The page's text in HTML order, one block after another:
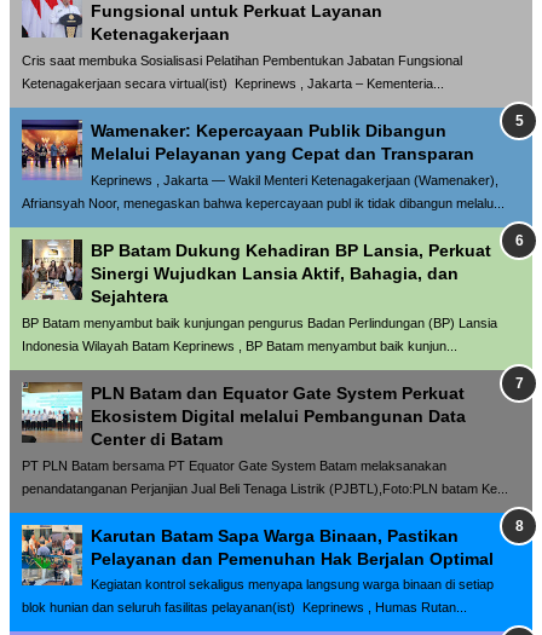
Fungsional untuk Perkuat Layanan
Ketenagakerjaan
Cris saat membuka Sosialisasi Pelatihan Pembentukan Jabatan Fungsional
Ketenagakerjaan secara virtual(ist) Keprinews , Jakarta – Kementeria...
Wamenaker: Kepercayaan Publik Dibangun
Melalui Pelayanan yang Cepat dan Transparan
Keprinews , Jakarta — Wakil Menteri Ketenagakerjaan (Wamenaker),
Afriansyah Noor, menegaskan bahwa kepercayaan publ ik tidak dibangun melalu...
BP Batam Dukung Kehadiran BP Lansia, Perkuat
Sinergi Wujudkan Lansia Aktif, Bahagia, dan
Sejahtera
BP Batam menyambut baik kunjungan pengurus Badan Perlindungan (BP) Lansia
Indonesia Wilayah Batam Keprinews , BP Batam menyambut baik kunjun...
PLN Batam dan Equator Gate System Perkuat
Ekosistem Digital melalui Pembangunan Data
Center di Batam
PT PLN Batam bersama PT Equator Gate System Batam melaksanakan
penandatanganan Perjanjian Jual Beli Tenaga Listrik (PJBTL),Foto:PLN batam Ke...
Karutan Batam Sapa Warga Binaan, Pastikan
Pelayanan dan Pemenuhan Hak Berjalan Optimal
Kegiatan kontrol sekaligus menyapa langsung warga binaan di setiap
blok hunian dan seluruh fasilitas pelayanan(ist) Keprinews , Humas Rutan...